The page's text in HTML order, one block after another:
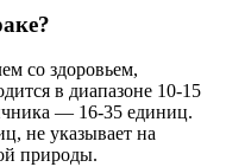
со здоровьем,
в диапазоне 10-15
— 16-35 единиц.
не указывает на
природы.